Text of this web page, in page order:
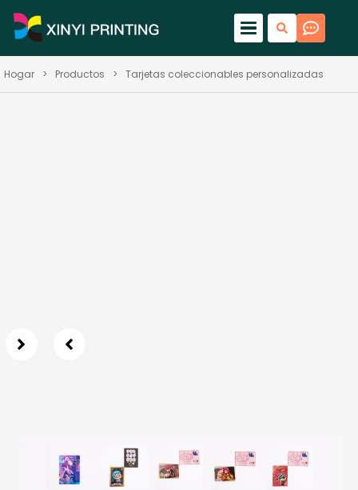
Hogar > Productos > Tarjetas coleccionables personalizadas